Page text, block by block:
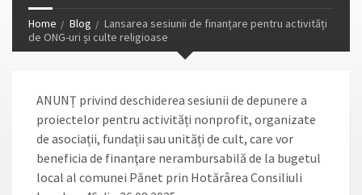
Home Blog
Lansarea sesiunii de finanțare pentru activități
de ONG-uri și culte religioase
ANUNȚ privind deschiderea sesiunii de depunere a
proiectelor pentru activități nonprofit, organizate
de asociații, fundații sau unități de cult, care vor
beneficia de finanţare nerambursabilă de la bugetul
local al comunei Pănet prin Hotărârea Consiliuli